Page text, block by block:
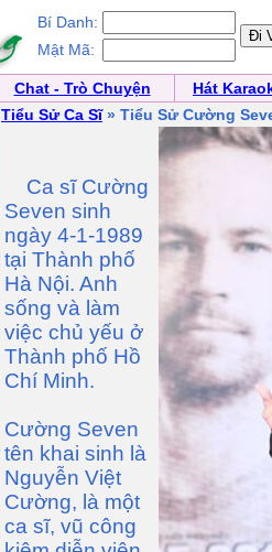
Bí Danh:
Mật Mã:
Chat - Trò Chuyện
Hát
Tiểu Sử Ca Sĩ» Tiểu Sử Cường
Ca sĩ Cường
Seven sinh
ngày 4-1-1989
tại Thành phố
Hà Nội. Anh
sống và làm
việc chủ yếu ở
Thành phố Hồ
Chí Minh.
Cường Seven
tên khai sinh là
Nguyễn Việt
Cường, là một
ca sĩ, vũ công